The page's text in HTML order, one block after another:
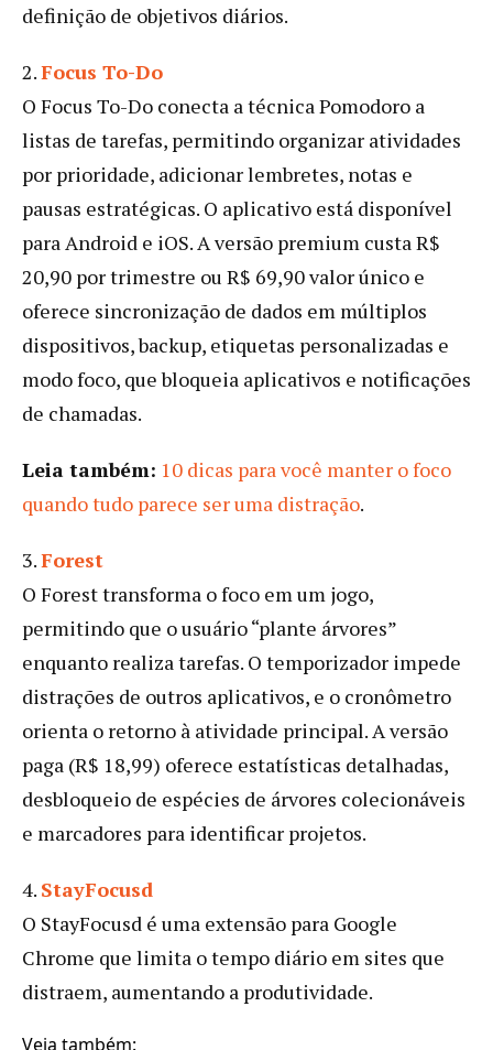
definição de objetivos diários.
2.Focus To-Do
O Focus To-Do conecta a técnica Pomodoro a
listas de tarefas, permitindo organizar atividades
por prioridade, adicionar lembretes, notas e
pausas estratégicas. O aplicativo está disponível
para Android e iOS. A versão premium custa R$
20,90 por trimestre ou R$ 69,90 valor único e
oferece sincronização de dados em múltiplos
dispositivos, backup, etiquetas personalizadas e
modo foco, que bloqueia aplicativos e notificações
de chamadas.
Leia também: 10 dicas para você manter o foco
quando tudo parece ser uma distração.
3.Forest
O Forest transforma o foco em um jogo,
permitindo que o usuário “plante árvores”
enquanto realiza tarefas. O temporizador impede
distrações de outros aplicativos, e o cronômetro
orienta o retorno à atividade principal. A versão
paga (R$ 18,99) oferece estatísticas detalhadas,
desbloqueio de espécies de árvores colecionáveis
e marcadores para identificar projetos.
4. StayFocusd
O StayFocusd é uma extensão para Google
Chrome que limita o tempo diário em sites que
distraem, aumentando a produtividade.
Veja também: